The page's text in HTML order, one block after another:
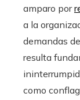
amparo por
a la
demandas
resulta
como